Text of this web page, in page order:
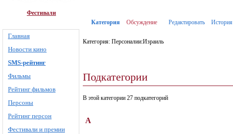
Фестивали
Главная
Новости кино
SMS-рейтинг
Фильмы
Рейтинг фильмов
Персоны
Рейтинг персон
Фестивали и премии
Категория Обсуждение Редактировать История
Категория: Персоналии:Израиль
Подкатегории
В этой категории 27 подкатегорий
А